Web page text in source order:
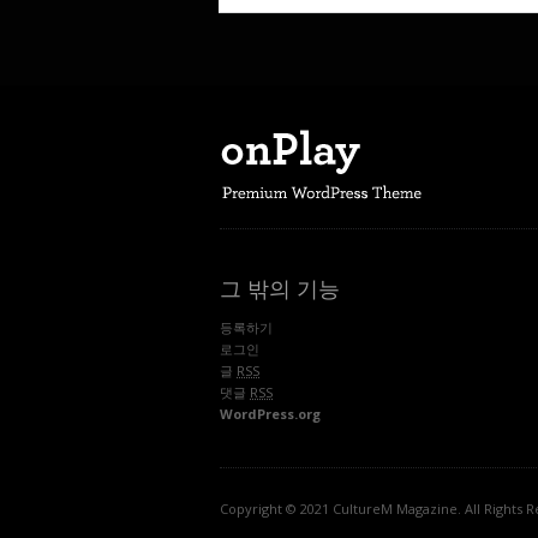
그 밖의 기능
등록하기
로그인
글 RSS
댓글 RSS
WordPress.org
Copyright © 2021 CultureM Magazine. All Rights